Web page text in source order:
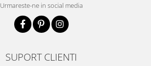
Urmareste-ne in social media
SUPORT CLIENTI